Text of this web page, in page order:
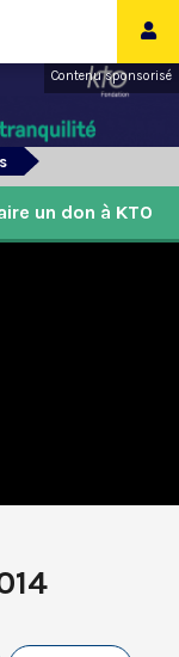
Contenu sponsorisé
un don à KTO